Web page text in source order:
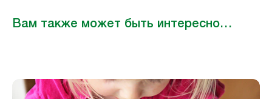
Вам также может быть интересно…